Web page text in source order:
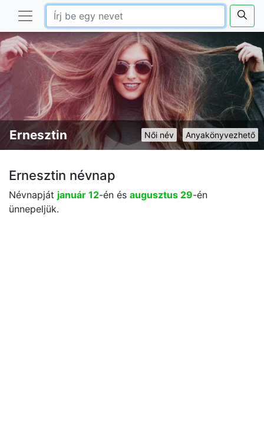
Anyakönyvezhető
Női név
Ernesztin
Ernesztin névnap
Névnapját január 12-én és augusztus 29-én
ünnepeljük.